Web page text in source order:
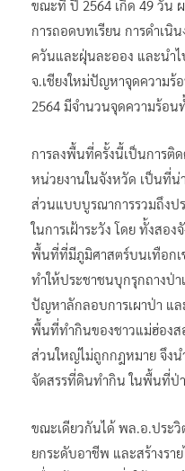
ขณะที่ ปี 2564 เกิด 49 วัน
การถอดบทเรียน การดำเ
ควันและฝุ่นละออง และนำ
จ.เชียงใหม่ปัญหาจุดความร้
2564 มีจำนวนจุดความร้อน
การลงพื้นที่ครั้งนี้เป็นการติ
หน่วยงานในจังหวัด เป็นที่น่
ส่วนแบบบูรณาการรวมถึงป
ในการเฝ้าระวัง โดย ทั้งสอ
พื้นที่ที่มีภูมิศาสตร์บนเทือกเ
ทำให้ประชาชนบุกรุกถางป่
ปัญหาลักลอบการเผาป่า แล
พื้นที่ทำกินของชาวแม่ฮ่อง
ส่วนใหญ่ไม่ถูกกฎหมาย จึงน
จัดสรรที่ดินทำกิน ในพื้นที่ป่
ขณะเดียวกันได้ พล.อ.ประวิ
ยกระดับอาชีพ และสร้างรา